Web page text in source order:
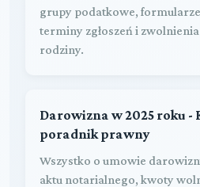
grupy podatkowe, formularze
terminy zgłoszeń i
rodziny.
Darowizna w 2025 roku -
poradnik prawny
Wszystko o umowie
aktu notarialnego, kwoty